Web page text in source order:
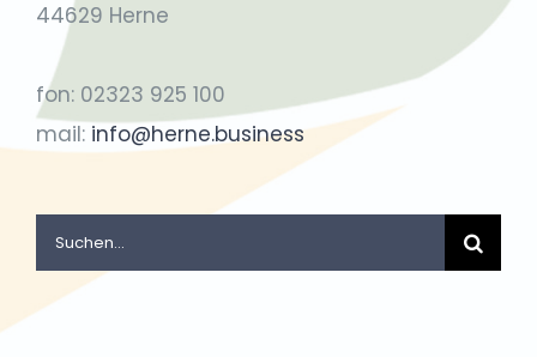
44629 Herne
fon: 02323 925 100
mail: info@herne.business
Suche
nach: